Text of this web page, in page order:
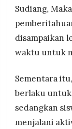
Sudiang,
disampaikan
waktu untuk
Sementara
berlaku untuk
sedangkan
menjalani